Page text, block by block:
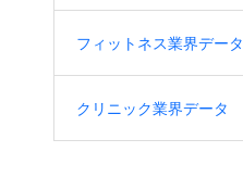
フィットネス業界データ
クリニック業界データ